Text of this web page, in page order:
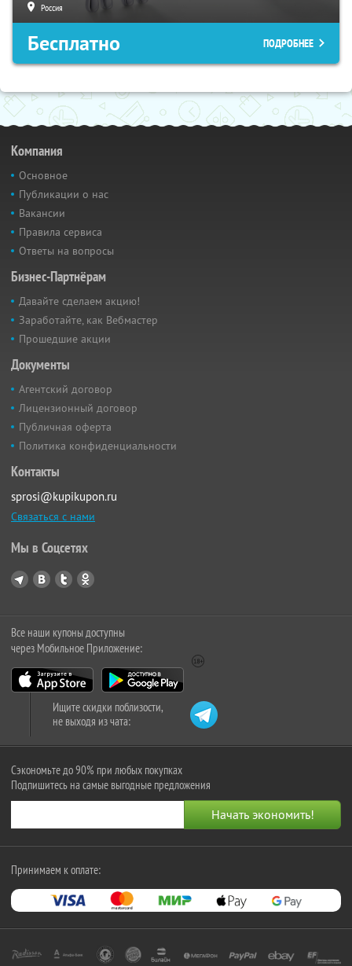
Россия
Бесплатно ПОДРОБНЕЕ
Компания
Основное
Публикации о нас
Вакансии
Правила сервиса
Ответы на вопросы
Бизнес-Партнёрам
Давайте сделаем акцию!
Заработайте, как Вебмастер
Прошедшие акции
Документы
Агентский договор
Лицензионный договор
Публичная оферта
Политика конфиденциальности
Контакты
sprosi@kupikupon.ru
Связаться с нами
Мы в Соцсетях
Все наши купоны доступны
через Мобильное Приложение:
Ищите скидки поблизости,
не выходя из чата:
Сэкономьте до 90% при любых покупках
Подпишитесь на самые выгодные предложения
Принимаем к оплате: